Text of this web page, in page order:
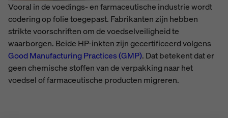
Vooral in de voedings- en farmaceutische industrie wordt
codering op folie toegepast. Fabrikanten zijn hebben
strikte voorschriften om de voedselveiligheid te
waarborgen. Beide HP-inkten zijn gecertificeerd volgens
Good Manufacturing Practices (GMP). Dat betekent dat er
geen chemische stoffen van de verpakking naar het
voedsel of farmaceutische producten migreren.